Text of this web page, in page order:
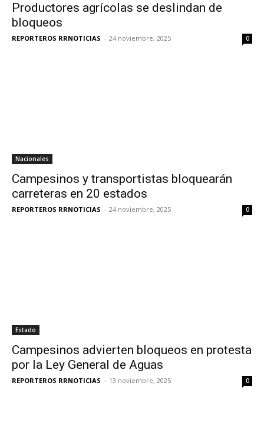
Productores agrícolas se deslindan de
bloqueos
REPORTEROS RRNOTICIAS - 24 noviembre, 2025 0
Nacionales
Campesinos y transportistas bloquearán
carreteras en 20 estados
REPORTEROS RRNOTICIAS - 24 noviembre, 2025 0
Estado
Campesinos advierten bloqueos en protesta
por la Ley General de Aguas
REPORTEROS RRNOTICIAS - 13 noviembre, 2025 0